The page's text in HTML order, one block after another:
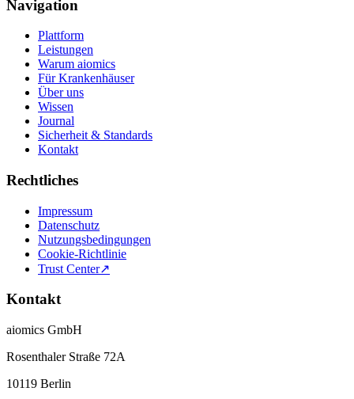
Navigation
Plattform
Leistungen
Warum aiomics
Für Krankenhäuser
Über uns
Wissen
Journal
Sicherheit & Standards
Kontakt
Rechtliches
Impressum
Datenschutz
Nutzungsbedingungen
Cookie-Richtlinie
Trust Center↗
Kontakt
aiomics GmbH
Rosenthaler Straße 72A
10119 Berlin